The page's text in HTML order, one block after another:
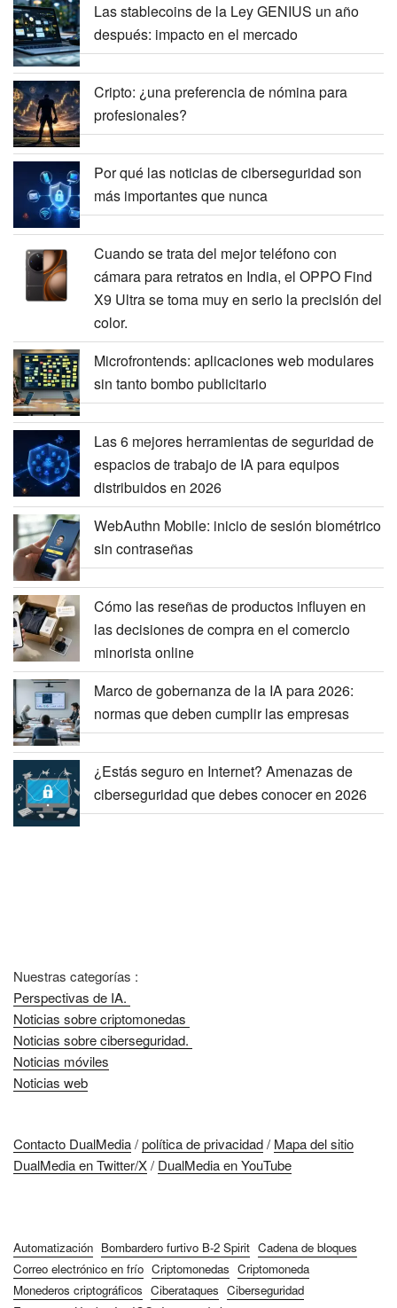
Las stablecoins de la Ley GENIUS un año
después: impacto en el mercado
Cripto: ¿una preferencia de nómina para
profesionales?
Por qué las noticias de ciberseguridad son
más importantes que nunca
Cuando se trata del mejor teléfono con
cámara para retratos en India, el OPPO Find
X9 Ultra se toma muy en serio la precisión del
color.
Microfrontends: aplicaciones web modulares
sin tanto bombo publicitario
Las 6 mejores herramientas de seguridad de
espacios de trabajo de IA para equipos
distribuidos en 2026
WebAuthn Mobile: inicio de sesión biométrico
sin contraseñas
Cómo las reseñas de productos influyen en
las decisiones de compra en el comercio
minorista online
Marco de gobernanza de la IA para 2026:
normas que deben cumplir las empresas
¿Estás seguro en Internet? Amenazas de
ciberseguridad que debes conocer en 2026
Nuestras categorías :
Perspectivas de IA.
Noticias sobre criptomonedas
Noticias sobre ciberseguridad.
Noticias móviles
Noticias web
Contacto DualMedia/política de privacidad/ Mapa del sitio
DualMedia en Twitter/X/ DualMedia en YouTube
Automatización Bombardero furtivo B-2 Spirit Cadena de bloques
Correo electrónico en frío Criptomonedas Criptomoneda
Monederos criptográficos Ciberataques Ciberseguridad